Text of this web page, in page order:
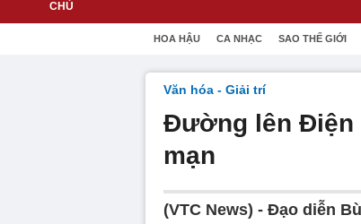
HOA HẬU CA NHẠC SAO THẾ GIỚI
Văn hóa - Giải trí
Đường lên Điện
mạn
(VTC News) - Đạo diễn